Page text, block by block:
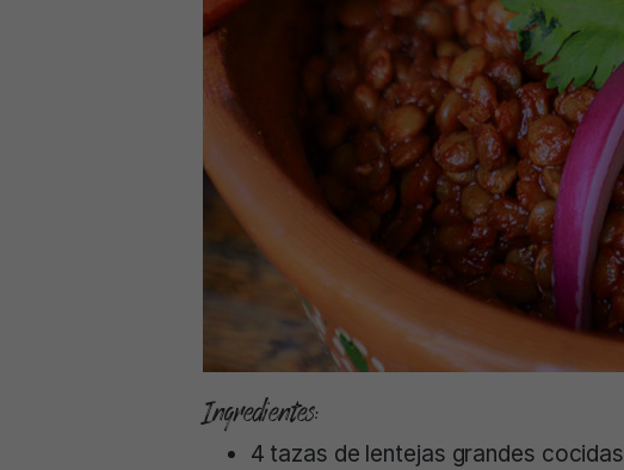
Ingredientes:
4 tazas de lentejas grandes cocidas